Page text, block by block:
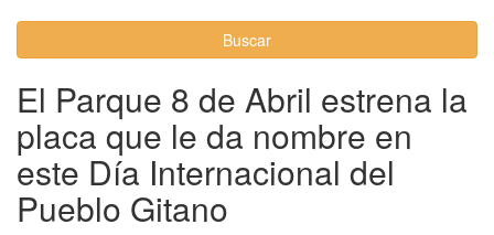
Buscar
El Parque 8 de Abril estrena la
placa que le da nombre en
este Día Internacional del
Pueblo Gitano